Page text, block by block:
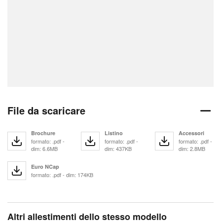
File da scaricare
Brochure
formato: .pdf -
dim: 6.6MB
Listino
formato: .pdf -
dim: 437KB
Accessori
formato: .pdf -
dim: 2.8MB
Euro NCap
formato: .pdf - dim: 174KB
Altri allestimenti dello stesso modello